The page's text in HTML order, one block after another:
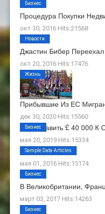
Процедура Покупки
окт 30, 2016 Hits:21568
Бизнес
Джастин Бибер
окт 20, 2016 Hits:17476
Новости
Прибывшие Из ЕС
дек 30, 2020 Hits:15560
Жизнь
Как Добавить £ 40 000
мая 20, 2019 Hits:15334
Бизнес
О Нас
мая 01, 2016 Hits:15174
Sample Data-Articles
В Великобритании,
март 03, 2017 Hits:14263
Бизнес
Бизнес